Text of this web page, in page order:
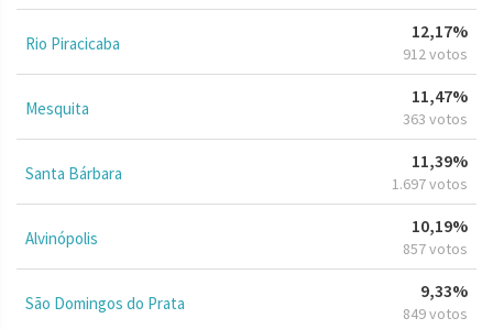
Rio Piracicaba
12,17%
912 votos
Mesquita
11,47%
363 votos
Santa Bárbara
11,39%
1.697 votos
Alvinópolis
10,19%
857 votos
São Domingos do Prata
9,33%
849 votos